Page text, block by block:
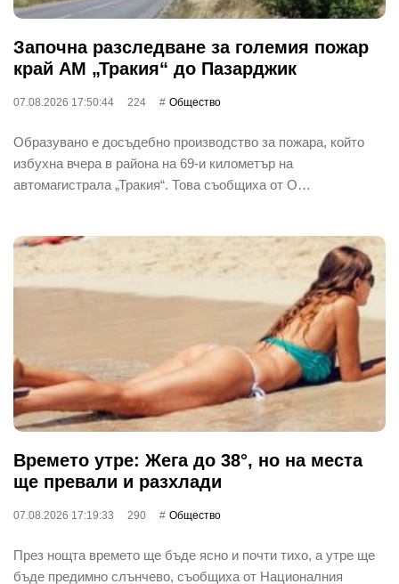
Започна разследване за големия пожар
край АМ „Тракия“ до Пазарджик
07.08.2026 17:50:44 224 Общество
Образувано е досъдебно производство за пожара, който
избухна вчера в района на 69-и километър на
автомагистрала „Тракия“. Това съобщиха от О…
Времето утре: Жега до 38°, но на места
ще превали и разхлади
07.08.2026 17:19:33 290 Общество
През нощта времето ще бъде ясно и почти тихо, а утре ще
бъде предимно слънчево, съобщиха от Националния